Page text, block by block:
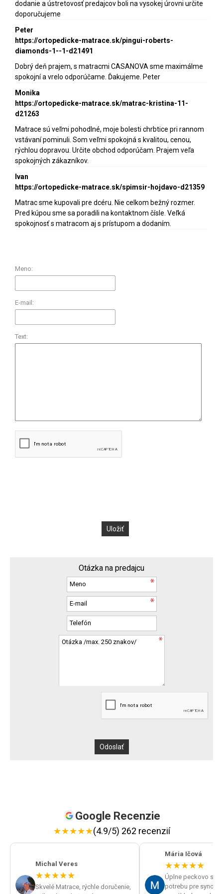
dodanie a ústretovosť predajcov boli na vysokej úrovni určite
doporučujeme
Peter
https://ortopedicke-matrace.sk/pingui-roberts-
diamonds-1--1-d21491
Dobrý deň prajem, s matracmi CASANOVA sme maximálme
spokojní a vrelo odporúčame. Ďakujeme. Peter
Monika
https://ortopedicke-matrace.sk/matrac-kristina-11-
d21263
Matrace sú veľmi pohodlné, moje bolesti chrbtice pri rannom
vstávaní pominuli. Som veľmi spokojná s kvalitou, cenou,
rýchlou dopravou. Určite obchod odporúčam. Prajem veľa
spokojných zákazníkov.
Ivan
https://ortopedicke-matrace.sk/spimsir-hojdavo-d21359
Matrac sme kupovali pre dcéru. Nie celkom bežný rozmer.
Pred kúpou sme sa poradili na kontaktnom čísle. Veľká
spokojnosť s matracom aj s prístupom a dodaním.
Meno:
E-mail:
Text:
Otázka na predajcu
Google Recenzie
★★★★★(4.9/5) 262 recenzií
Michal Veres
★★★★★
Skvelé Matrace, rýchle doručenie,
Mária Ičová
★★★★★
Úplne peckovo
potrebu pre synov